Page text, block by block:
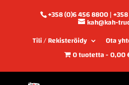
+358 (0)6 456 8800 |
kah@kah-
Tili / Rekisteröidy
Ota
0 tuotetta 0,00